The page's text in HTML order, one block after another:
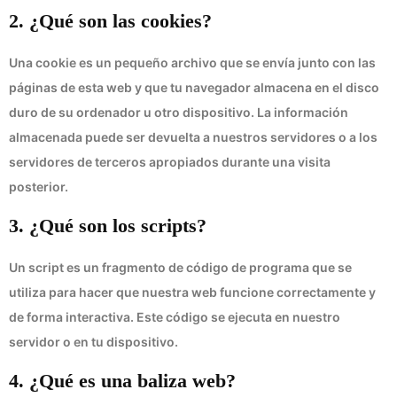
2. ¿Qué son las cookies?
Una cookie es un pequeño archivo que se envía junto con las
páginas de esta web y que tu navegador almacena en el disco
duro de su ordenador u otro dispositivo. La información
almacenada puede ser devuelta a nuestros servidores o a los
servidores de terceros apropiados durante una visita
posterior.
3. ¿Qué son los scripts?
Un script es un fragmento de código de programa que se
utiliza para hacer que nuestra web funcione correctamente y
de forma interactiva. Este código se ejecuta en nuestro
servidor o en tu dispositivo.
4. ¿Qué es una baliza web?